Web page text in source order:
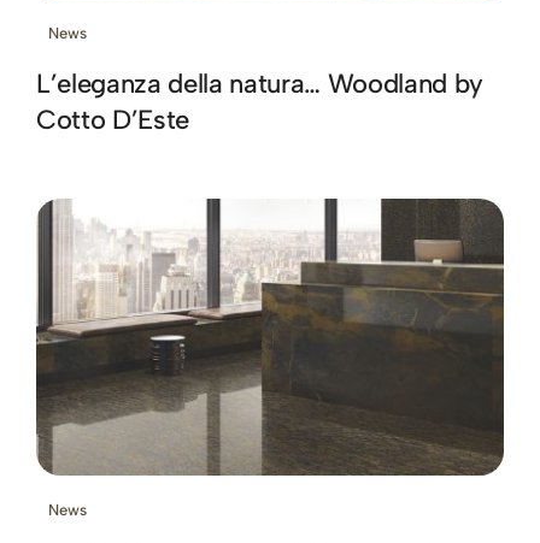
News
L’eleganza della natura… Woodland by
Cotto D’Este
News